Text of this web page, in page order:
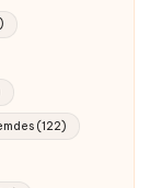
(122)